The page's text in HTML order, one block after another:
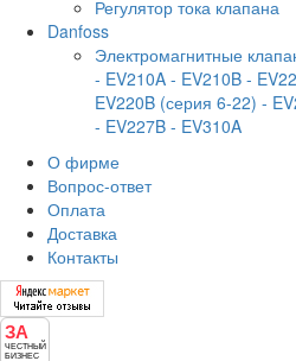
Регулятор тока клапана
Danfoss
Электромагнитные
- EV210A - EV210B -
EV220B (серия 6-22) -
- EV227B - EV310A
О фирме
Вопрос-ответ
Оплата
Доставка
Контакты
ЗА
ЧЕСТНЫЙ
БИЗНЕС